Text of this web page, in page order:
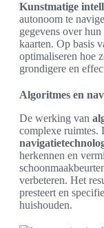
Kunstmatige
autonoom te
gegevens over
kaarten. Op basis
optimaliseren hoe
grondigere en
Algoritmes en
De werking van
complexe ruimtes.
herkennen en
verbeteren. Het
presteert en
huishouden.